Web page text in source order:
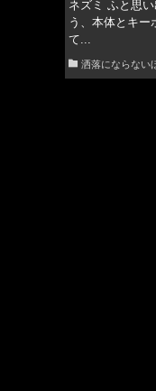
ネズミ ふと思
う、本体とキー
て...
洒落にならない